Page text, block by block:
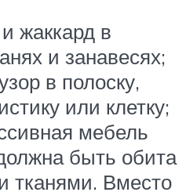
жаккард в
и занавесях;
в полоску,
или клетку;
мебель
быть обита
тканями. Вместо